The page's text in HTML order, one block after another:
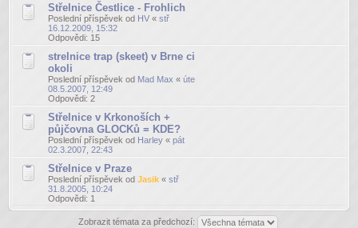
Střelnice Čestlice - Frohlich
Poslední příspěvek od HV « stř
16.12.2009, 15:32
Odpovědi: 15
strelnice trap (skeet) v Brne ci
okoli
Poslední příspěvek od Mad Max « úte
08.5.2007, 12:49
Odpovědi: 2
Střelnice v Krkonoších +
půjčovna GLOCKů = KDE?
Poslední příspěvek od Harley « pát
02.3.2007, 22:43
Střelnice v Praze
Poslední příspěvek od Jasik « stř
31.8.2005, 10:24
Odpovědi: 1
Zobrazit témata za předchozí: